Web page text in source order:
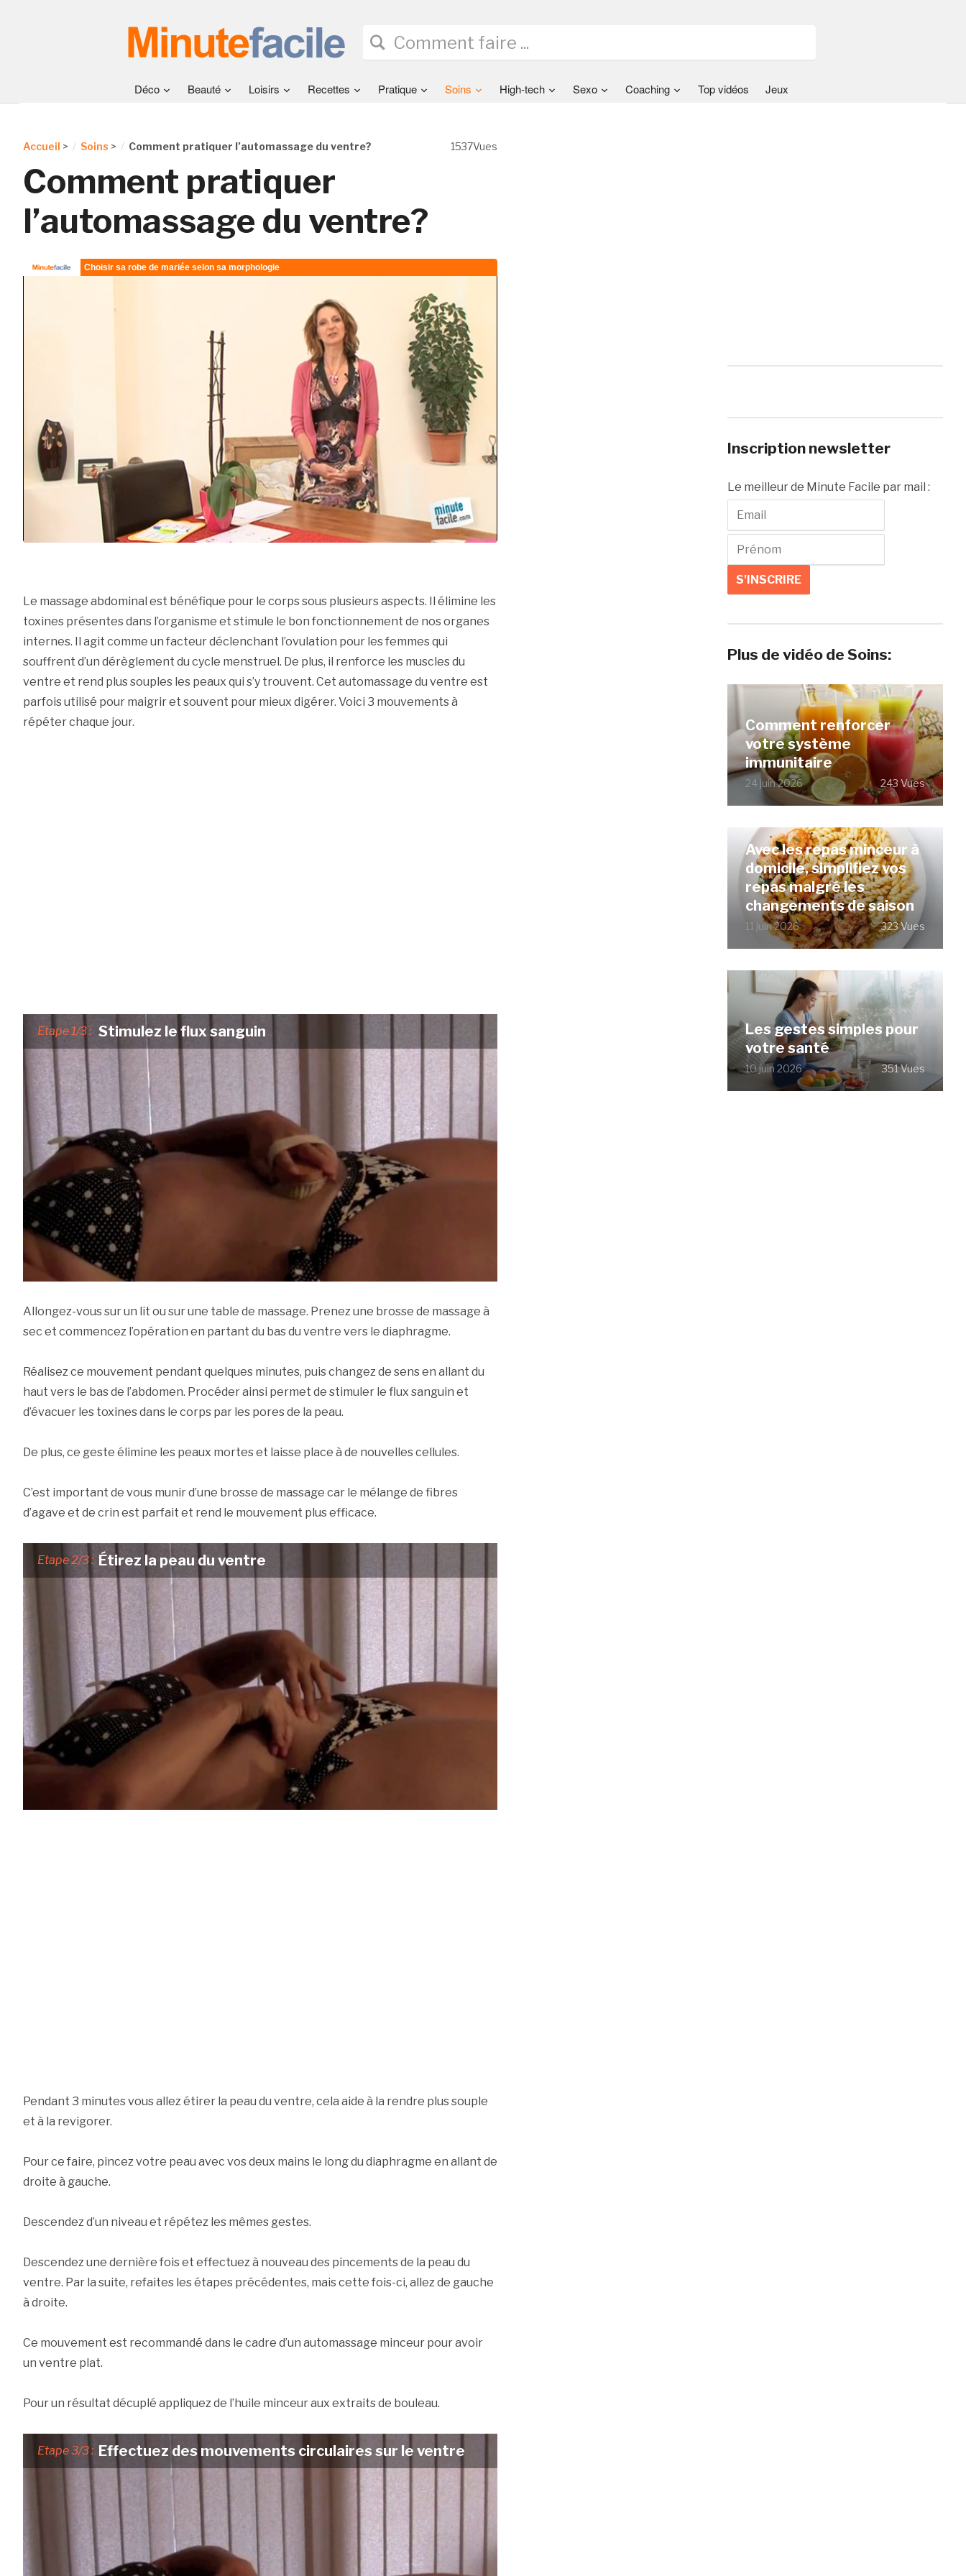
Déco Beauté Loisirs Recettes Pratique Soins High-tech Sexo Coaching Top vidéos Jeux
1537Vues
Accueil > Soins > Comment pratiquer l’automassage du ventre?
Comment pratiquer
l’automassage du ventre?
Le massage abdominal est bénéfique pour le corps sous plusieurs aspects. Il élimine les
toxines présentes dans l’organisme et stimule le bon fonctionnement de nos organes
internes. Il agit comme un facteur déclenchant l’ovulation pour les femmes qui
souffrent d’un dérèglement du cycle menstruel. De plus, il renforce les muscles du
ventre et rend plus souples les peaux qui s’y trouvent. Cet automassage du ventre est
parfois utilisé pour maigrir et souvent pour mieux digérer. Voici 3 mouvements à
répéter chaque jour.
Etape 1/3 : Stimulez le flux sanguin
Allongez-vous sur un lit ou sur une table de massage. Prenez une brosse de massage à
sec et commencez l’opération en partant du bas du ventre vers le diaphragme.
Réalisez ce mouvement pendant quelques minutes, puis changez de sens en allant du
haut vers le bas de l’abdomen. Procéder ainsi permet de stimuler le flux sanguin et
d’évacuer les toxines dans le corps par les pores de la peau.
De plus, ce geste élimine les peaux mortes et laisse place à de nouvelles cellules.
C’est important de vous munir d’une brosse de massage car le mélange de fibres
d’agave et de crin est parfait et rend le mouvement plus efficace.
Etape 2/3 : Étirez la peau du ventre
Pendant 3 minutes vous allez étirer la peau du ventre, cela aide à la rendre plus souple
et à la revigorer.
Pour ce faire, pincez votre peau avec vos deux mains le long du diaphragme en allant de
droite à gauche.
Descendez d’un niveau et répétez les mêmes gestes.
Descendez une dernière fois et effectuez à nouveau des pincements de la peau du
ventre. Par la suite, refaites les étapes précédentes, mais cette fois-ci, allez de gauche
à droite.
Ce mouvement est recommandé dans le cadre d’un automassage minceur pour avoir
un ventre plat.
Pour un résultat décuplé appliquez de l’huile minceur aux extraits de bouleau.
Etape 3/3 : Effectuez des mouvements circulaires sur le ventre
Inscription newsletter
Le meilleur de Minute Facile par mail :
Plus de vidéo de Soins:
Comment renforcer
votre système
immunitaire
24 juin 2026 243 Vues
Avec les repas minceur à
domicile, simplifiez vos
repas malgré les
changements de saison
11 juin 2026 323 Vues
Les gestes simples pour
votre santé
10 juin 2026 351 Vues